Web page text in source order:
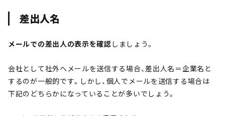
差出人名
メールでの差出人の表示を確認 しましょう。
会社として社外へメールを送信する場合、差出人名＝企業名と
するのが一般的です。しかし、個人でメールを送信する場合は
下記のどちらかになっていることが多いでしょう。